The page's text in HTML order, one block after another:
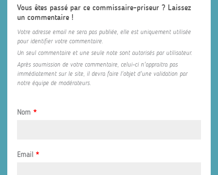
Vous êtes passé par ce commissaire-priseur ? Laissez
un commentaire !
Votre adresse email ne sera pas publiée, elle est uniquement utilisée
pour identifier votre commentaire.
Un seul commentaire et une seule note sont autorisés par utilisateur.
Après soumission de votre commentaire, celui-ci n'appraitra pas
immédiatement sur le site, il devra faire l'objet d'une validation par
notre équipe de modérateurs.
Nom *
Email *